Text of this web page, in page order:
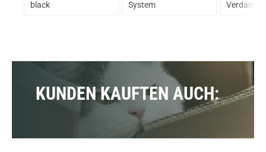
black
System
KUNDEN KAUFTEN AUCH: